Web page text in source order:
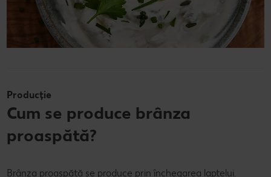
Producție
Cum se produce brânza
proaspătă?
Brânza proaspătă se produce prin închegarea laptelui.